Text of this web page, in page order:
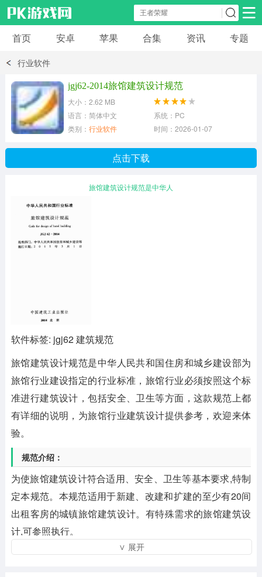
安卓应用 安卓游戏
模拟经营
首页 安卓 苹果 合集 资讯 专题
行业软件
jgj62-2014旅馆建筑设计规范
大小：2.62 MB
语言：简体中文
系统：PC
类别： 行业软件 时间：2026-01-07
点击下载
旅馆建筑设计规范是中华人
软件标签: jgj62 建筑规范
旅馆建筑设计规范是中华人民共和国住房和城乡建设部为
旅馆行业建设指定的行业标准，旅馆行业必须按照这个标
准进行建筑设计，包括安全、卫生等方面，这款规范上都
有详细的说明，为旅馆行业建筑设计提供参考，欢迎来体
验。
规范介绍：
为使旅馆建筑设计符合适用、安全、卫生等基本要求,特制
定本规范。本规范适用于新建、改建和扩建的至少有20间
出租客房的城镇旅馆建筑设计。有特殊需求的旅馆建筑设
计,可参照执行。
∨ 展开